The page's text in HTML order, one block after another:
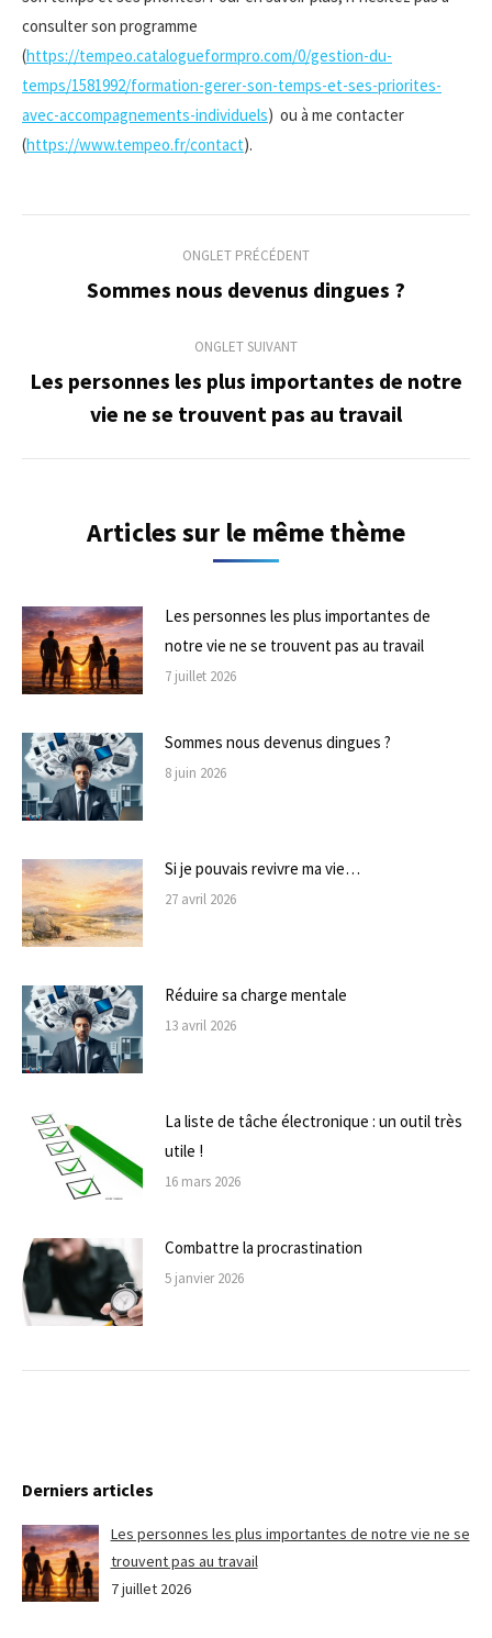
consulter son programme
(https://tempeo.catalogueformpro.com/0/gestion-du-
temps/1581992/formation-gerer-son-temps-et-ses-priorites-
avec-accompagnements-individuels) ou à me contacter
(https://www.tempeo.fr/contact).
commentaire
ONGLET PRÉCÉDENT
Onglet
Sommes nous devenus dingues ?
ONGLET SUIVANT
Onglet
suivant
Les personnes les plus importantes de notre
vie ne se trouvent pas au travail
Articles sur le même thème
Les personnes les plus importantes de
notre vie ne se trouvent pas au travail
7 juillet 2026
Sommes nous devenus dingues ?
8 juin 2026
Si je pouvais revivre ma vie…
27 avril 2026
Réduire sa charge mentale
13 avril 2026
La liste de tâche électronique : un outil très
utile !
16 mars 2026
Combattre la procrastination
5 janvier 2026
Derniers articles
Les personnes les plus importantes de notre vie ne se
trouvent pas au travail
7 juillet 2026